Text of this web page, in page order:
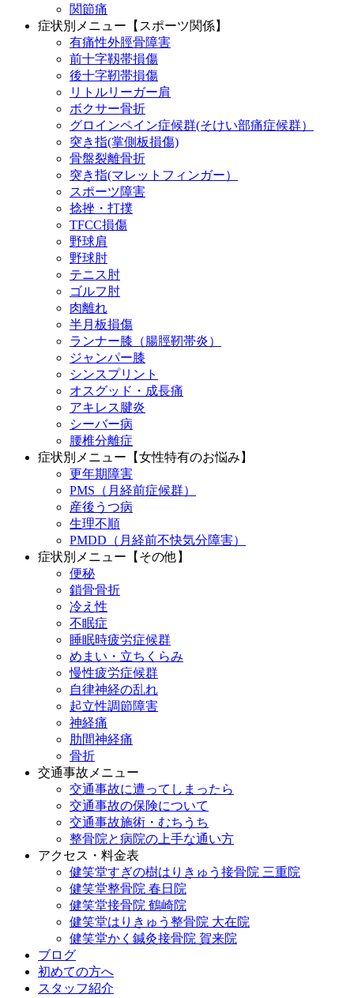
関節痛
症状別メニュー【スポーツ関係】
有痛性外脛骨障害
前十字靱帯損傷
後十字靭帯損傷
リトルリーガー肩
ボクサー骨折
グロインペイン症候群(そけい部痛症候群）
突き指(掌側板損傷)
骨盤裂離骨折
突き指(マレットフィンガー）
スポーツ障害
捻挫・打撲
TFCC損傷
野球肩
野球肘
テニス肘
ゴルフ肘
肉離れ
半月板損傷
ランナー膝（腸脛靭帯炎）
ジャンパー膝
シンスプリント
オスグッド・成長痛
アキレス腱炎
シーバー病
腰椎分離症
症状別メニュー【女性特有のお悩み】
更年期障害
PMS（月経前症候群）
産後うつ病
生理不順
PMDD（月経前不快気分障害）
症状別メニュー【その他】
便秘
鎖骨骨折
冷え性
不眠症
睡眠時疲労症候群
めまい・立ちくらみ
慢性疲労症候群
自律神経の乱れ
起立性調節障害
神経痛
肋間神経痛
骨折
交通事故メニュー
交通事故に遭ってしまったら
交通事故の保険について
交通事故施術・むちうち
整骨院と病院の上手な通い方
アクセス・料金表
健笑堂すぎの樹はりきゅう接骨院 三重院
健笑堂整骨院 春日院
健笑堂接骨院 鶴崎院
健笑堂はりきゅう整骨院 大在院
健笑堂かく鍼灸接骨院 賀来院
ブログ
初めての方へ
スタッフ紹介